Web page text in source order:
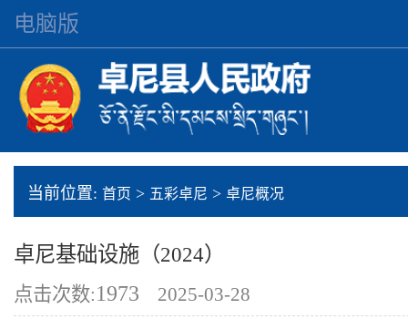
电脑版
当前位置: 首页 > 五彩卓尼 > 卓尼概况
卓尼基础设施（2024）
点击次数:1973 2025-03-28